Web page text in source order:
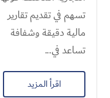
تسهم في تقديم تقارير
مالية دقيقة وشفافة
تساعد في...
اقرأ المزيد